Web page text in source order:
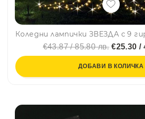
€43.87 / 85.80 лв.€25.30 /
ДОБАВИ В КОЛИЧКА